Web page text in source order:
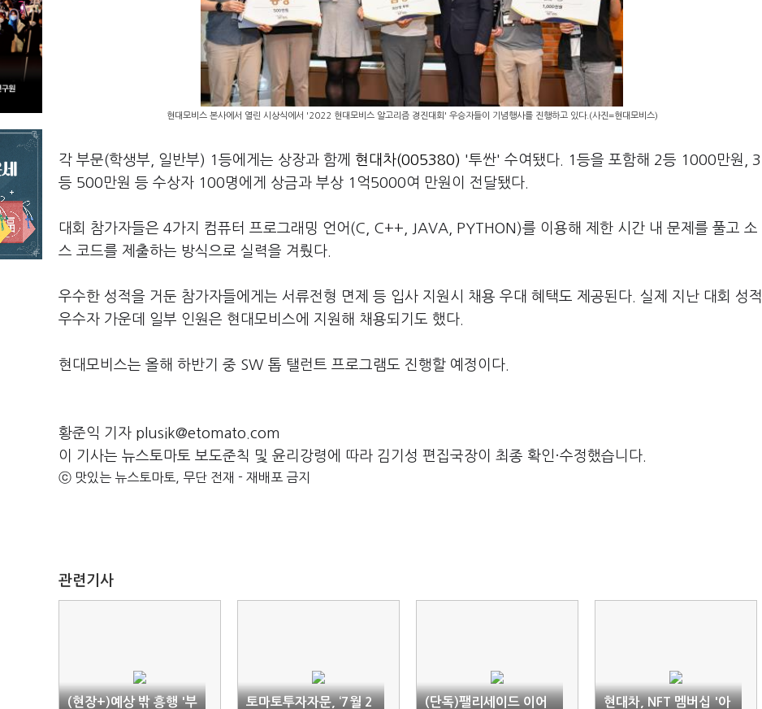
현대모비스 본사에서 열린 시상식에서 '2022 현대모비스 알고리즘 경진대회' 우승자들이 기념행사를 진행하고 있다.(사진=현대모비스)
각 부문(학생부, 일반부) 1등에게는 상장과 함께 현대차(005380) '투싼' 수여됐다. 1등을 포함해 2등 1000만원, 3
등 500만원 등 수상자 100명에게 상금과 부상 1억5000여 만원이 전달됐다.
대회 참가자들은 4가지 컴퓨터 프로그래밍 언어(C, C++, JAVA, PYTHON)를 이용해 제한 시간 내 문제를 풀고 소
스 코드를 제출하는 방식으로 실력을 겨뤘다.
우수한 성적을 거둔 참가자들에게는 서류전형 면제 등 입사 지원시 채용 우대 혜택도 제공된다. 실제 지난 대회 성적
우수자 가운데 일부 인원은 현대모비스에 지원해 채용되기도 했다.
현대모비스는 올해 하반기 중 SW 톱 탤런트 프로그램도 진행할 예정이다.
황준익 기자 plusik@etomato.com
이 기사는 뉴스토마토 보도준칙 및 윤리강령에 따라 김기성 편집국장이 최종 확인·수정했습니다.
ⓒ 맛있는 뉴스토마토, 무단 전재 - 재배포 금지
관련기사
(현장+)예상 밖 흥행 '부
토마토투자자문, ‘7월 2
(단독)팰리세이드 이어
현대차, NFT 멤버십 '아